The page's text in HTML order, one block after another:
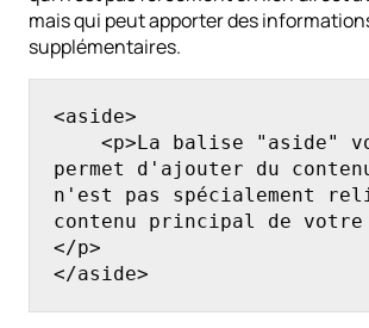
mais qui peut apporter des
supplémentaires.
<aside>
permet d'ajouter du
n'est pas spécialement
contenu principal de votre
</p>
</aside>